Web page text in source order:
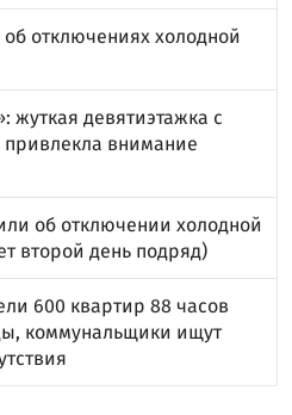
отключениях холодной
жуткая девятиэтажка с
внимание
об отключении холодной
второй день подряд)
600 квартир 88 часов
коммунальщики ищут